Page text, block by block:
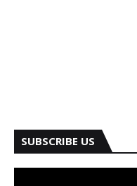
SUBSCRIBE US